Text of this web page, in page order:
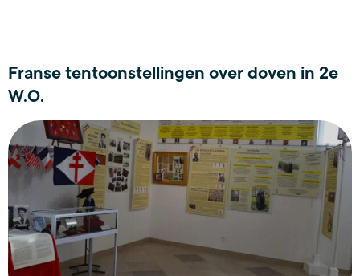
Franse tentoonstellingen over doven in 2e
W.O.